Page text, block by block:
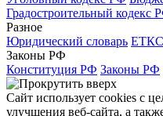
Градостроительный кодекс
Разное
Юридический словарь ЕТКС
Законы РФ
Конституция РФ Законы РФ
Сайт использует cookies с
улучшения веб-сайта, а